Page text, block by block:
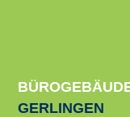
GER­LIN­GEN